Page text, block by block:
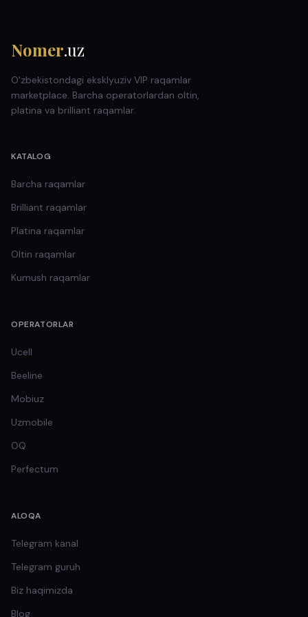
Nomer.uz
O'zbekistondagi eksklyuziv VIP raqamlar
marketplace. Barcha operatorlardan oltin,
platina va brilliant raqamlar.
KATALOG
Barcha raqamlar
Brilliant raqamlar
Platina raqamlar
Oltin raqamlar
Kumush raqamlar
OPERATORLAR
Ucell
Beeline
Mobiuz
Uzmobile
OQ
Perfectum
ALOQA
Telegram kanal
Telegram guruh
Biz haqimizda
Blog